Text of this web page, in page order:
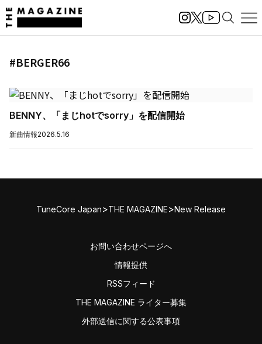
#BERGER66
BENNY、「まじhotでsorry」を配信開始
新曲情報2026.5.16
TuneCore Japan>THE MAGAZINE>New Release
お問い合わせページへ
情報提供
RSSフィード
THE MAGAZINE ライター募集
外部送信に関する公表事項